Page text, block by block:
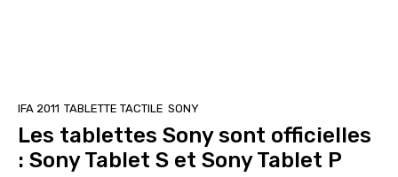
IFA 2011 TABLETTE TACTILE SONY
Les tablettes Sony sont officielles
: Sony Tablet S et Sony Tablet P